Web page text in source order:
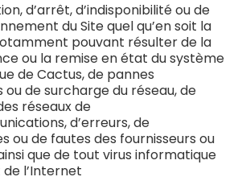
d’arrêt, d’indisponibilité ou de
du Site quel qu’en soit la
pouvant résulter de la
ou la remise en état du système
de Cactus, de pannes
ou de surcharge du réseau, de
réseaux de
d’erreurs, de
ou de fautes des fournisseurs ou
que de tout virus informatique
l’Internet